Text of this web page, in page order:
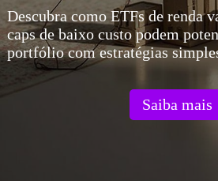
Descubra como ETFs de renda
caps de baixo custo podem
portfólio com estratégias
Saiba mais